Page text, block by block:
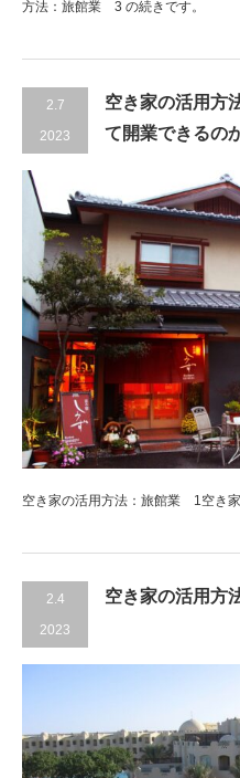
方法：旅館業 3 の続きです。
2.7
2023
空き家の活用方
て開業できるの
空き家の活用方法：旅館業 1空き
2.4
2023
空き家の活用方